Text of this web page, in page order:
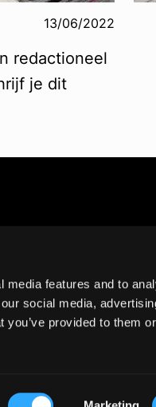
media features and to
social media,
provided to them
13/06/2022
redactioneel
je dit